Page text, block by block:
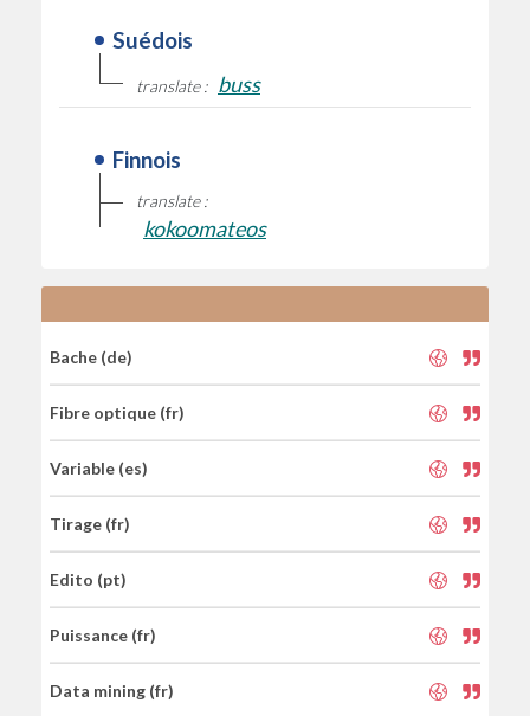
Suédois
translate : buss
Finnois
translate :
kokoomateos
Bache (de)
Fibre optique (fr)
Variable (es)
Tirage (fr)
Edito (pt)
Puissance (fr)
Data mining (fr)